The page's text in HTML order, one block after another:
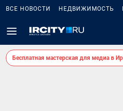
ВСЕ НОВОСТИ НЕДВИЖИМОСТЬ
Бесплатная мастерская для медиа в